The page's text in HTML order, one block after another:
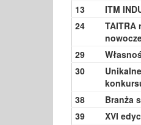
13
ITM
24
TAITRA
29
30
38
Branża
39
XVI